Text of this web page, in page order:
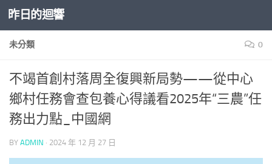
Skip to content
昨日的迴響
未分類 0
不竭首創村落周全復興新局勢——從中心
鄉村任務會查包養心得議看2025年“三農”任
務出力點_中國網
BY ADMIN · 2024 年 12 月 27 日